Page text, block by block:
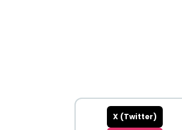
X (Twitter)